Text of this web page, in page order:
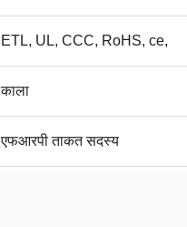
ETL, UL, CCC, RoHS, ce,
काला
एफआरपी ताकत सदस्य